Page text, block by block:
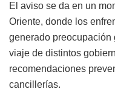
El aviso se da en un
Oriente, donde los
generado preocupación
viaje de distintos
recomendaciones
cancillerías.